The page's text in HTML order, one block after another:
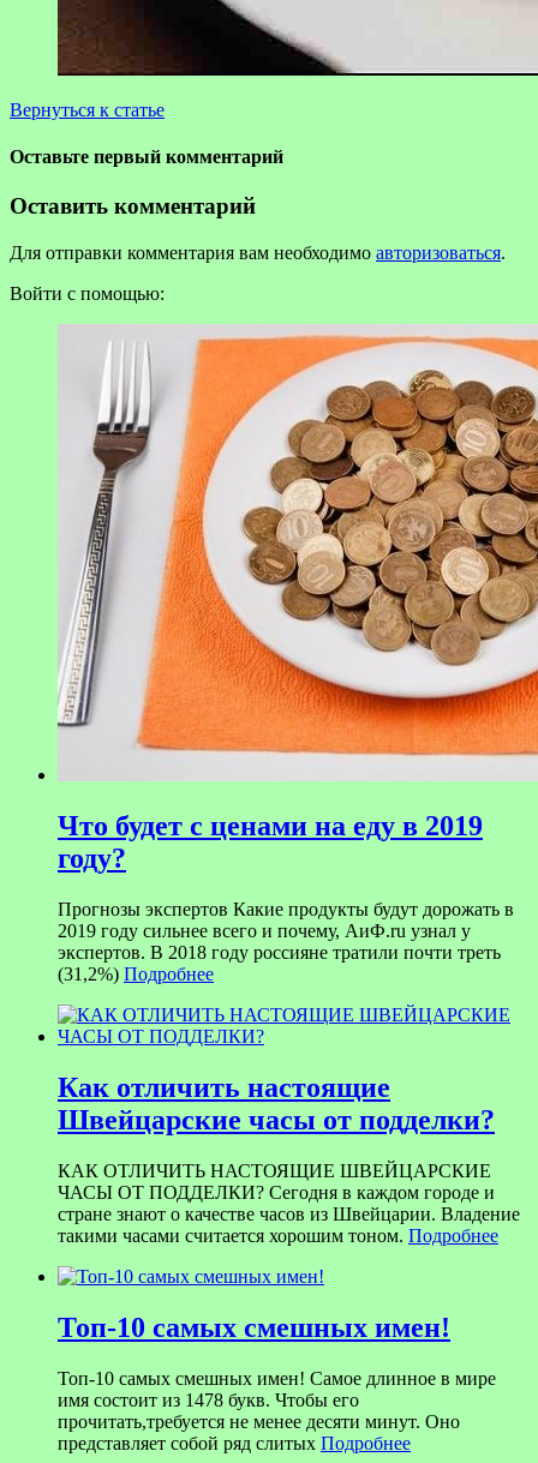
Вернуться к статье
Оставьте первый комментарий
Оставить комментарий
Для отправки комментария вам необходимо авторизоваться.
Войти с помощью:
Что будет с ценами на еду в 2019
году?
Прогнозы экспертов Какие продукты будут дорожать в
2019 году сильнее всего и почему, АиФ.ru узнал у
экспертов. В 2018 году россияне тратили почти треть
(31,2%) Подробнее
Как отличить настоящие
Швейцарские часы от подделки?
КАК ОТЛИЧИТЬ НАСТОЯЩИЕ ШВЕЙЦАРСКИЕ
ЧАСЫ ОТ ПОДДЕЛКИ? Сегодня в каждом городе и
стране знают о качестве часов из Швейцарии. Владение
такими часами считается хорошим тоном. Подробнее
Топ-10 самых смешных имен!
Топ-10 самых смешных имен! Самое длинное в мире
имя состоит из 1478 букв. Чтобы его
прочитать,требуется не менее десяти минут. Оно
представляет собой ряд слитых Подробнее